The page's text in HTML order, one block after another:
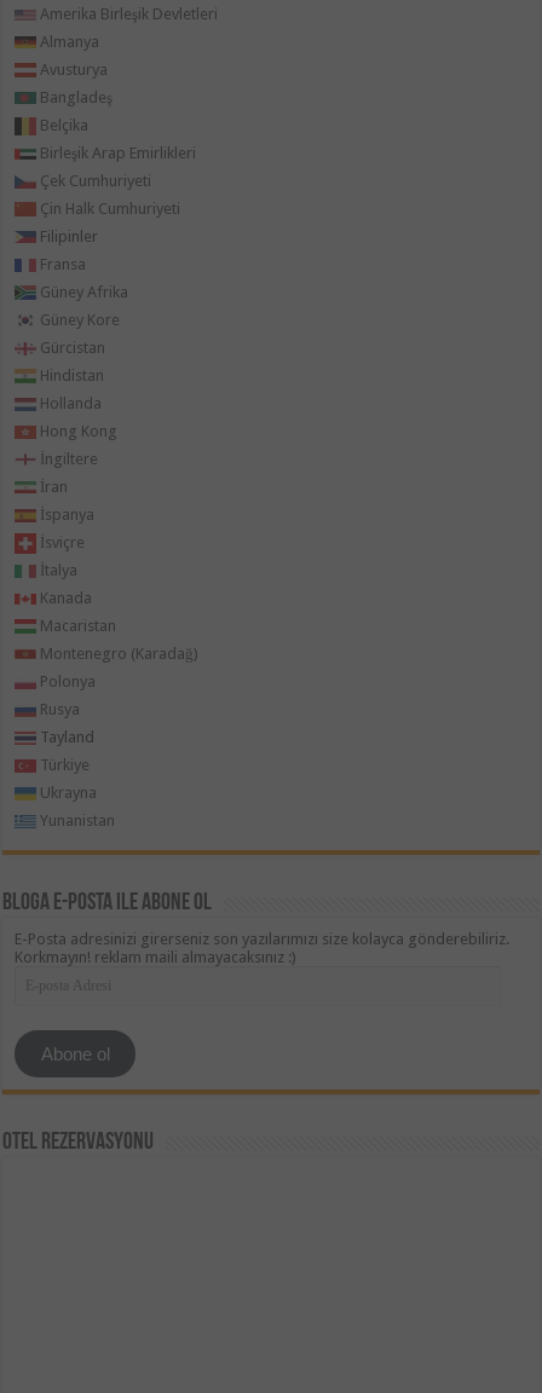
Amerika Birleşik Devletleri
Almanya
Avusturya
Bangladeş
Belçika
Birleşik Arap Emirlikleri
Çek Cumhuriyeti
Çin Halk Cumhuriyeti
Filipinler
Fransa
Güney Afrika
Güney Kore
Gürcistan
Hindistan
Hollanda
Hong Kong
İngiltere
İran
İspanya
İsviçre
İtalya
Kanada
Macaristan
Montenegro (Karadağ)
Polonya
Rusya
Tayland
Türkiye
Ukrayna
Yunanistan
Bloga e-posta ile abone ol
E-Posta adresinizi girerseniz son yazılarımızı size kolayca gönderebiliriz.
Korkmayın! reklam maili almayacaksınız :)
posta
Abone ol
Otel Rezervasyonu